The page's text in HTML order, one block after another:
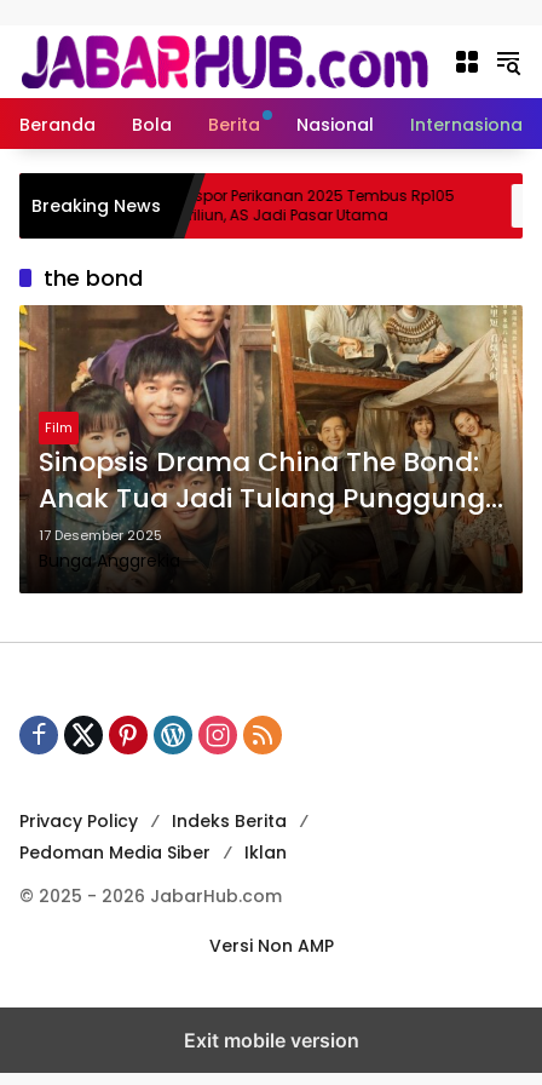
Beranda Bola Berita Nasional Internasional
Breaking News
Suzuki?
Ekspor Perikanan 2025 Tembus Rp105
Triliun, AS Jadi Pasar Utama
the bond
Film
Sinopsis Drama China The Bond:
Anak Tua Jadi Tulang Punggung
Keluarga
17 Desember 2025
Bunga Anggrekia
Privacy Policy
Indeks Berita
Pedoman Media Siber
Iklan
© 2025 - 2026 JabarHub.com
Versi Non AMP
Exit mobile version